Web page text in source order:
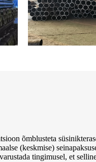
õmblusteta
(keskmise)
tingimusel, et